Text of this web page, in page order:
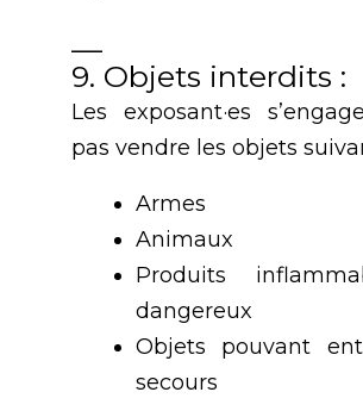
__
9. Objets interdits :
Les exposant·es
pas vendre les objets
Armes
Animaux
Produits
dangereux
Objets pouvant
secours